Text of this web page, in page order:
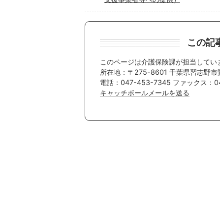
この記
このページは介護保険課が担当してい
所在地：〒275-8601 千葉県習志野市
電話：047-453-7345 ファックス：
キャッチボールメールを送る